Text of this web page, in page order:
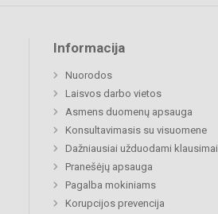
Informacija
Nuorodos
Laisvos darbo vietos
Asmens duomenų apsauga
Konsultavimasis su visuomene
Dažniausiai užduodami klausimai
Pranešėjų apsauga
Pagalba mokiniams
Korupcijos prevencija